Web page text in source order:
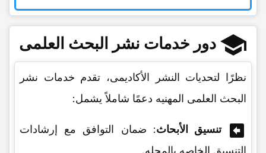
دور خدمات نشر البحث العلمی
نظرًا لتحدیات النشر الأکادیمی، تقدم خدمات نشر
البحث العلمی المهنیه دعمًا شاملاً یشمل:
تنسیق الأبحاث: ضمان التوافق مع إرشادات